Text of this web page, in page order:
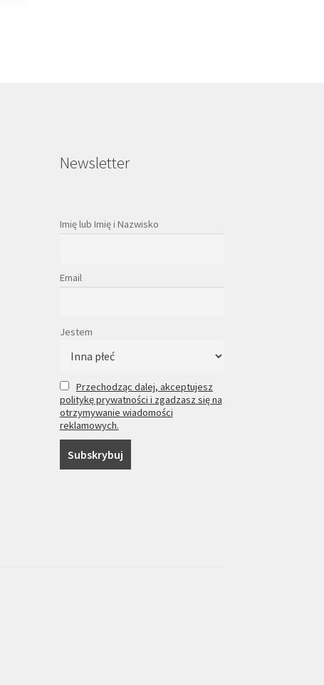
Newsletter
Imię lub Imię i Nazwisko
Email
Jestem
Przechodząc dalej, akceptujesz
politykę prywatności i zgadzasz się na
otrzymywanie wiadomości
reklamowych.